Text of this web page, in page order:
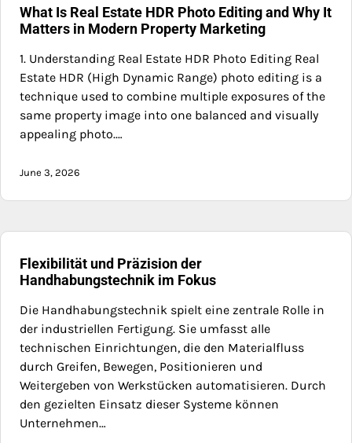
What Is Real Estate HDR Photo Editing and Why It
Matters in Modern Property Marketing
1. Understanding Real Estate HDR Photo Editing Real
Estate HDR (High Dynamic Range) photo editing is a
technique used to combine multiple exposures of the
same property image into one balanced and visually
appealing photo.…
June 3, 2026
Flexibilität und Präzision der
Handhabungstechnik im Fokus
Die Handhabungstechnik spielt eine zentrale Rolle in
der industriellen Fertigung. Sie umfasst alle
technischen Einrichtungen, die den Materialfluss
durch Greifen, Bewegen, Positionieren und
Weitergeben von Werkstücken automatisieren. Durch
den gezielten Einsatz dieser Systeme können
Unternehmen…